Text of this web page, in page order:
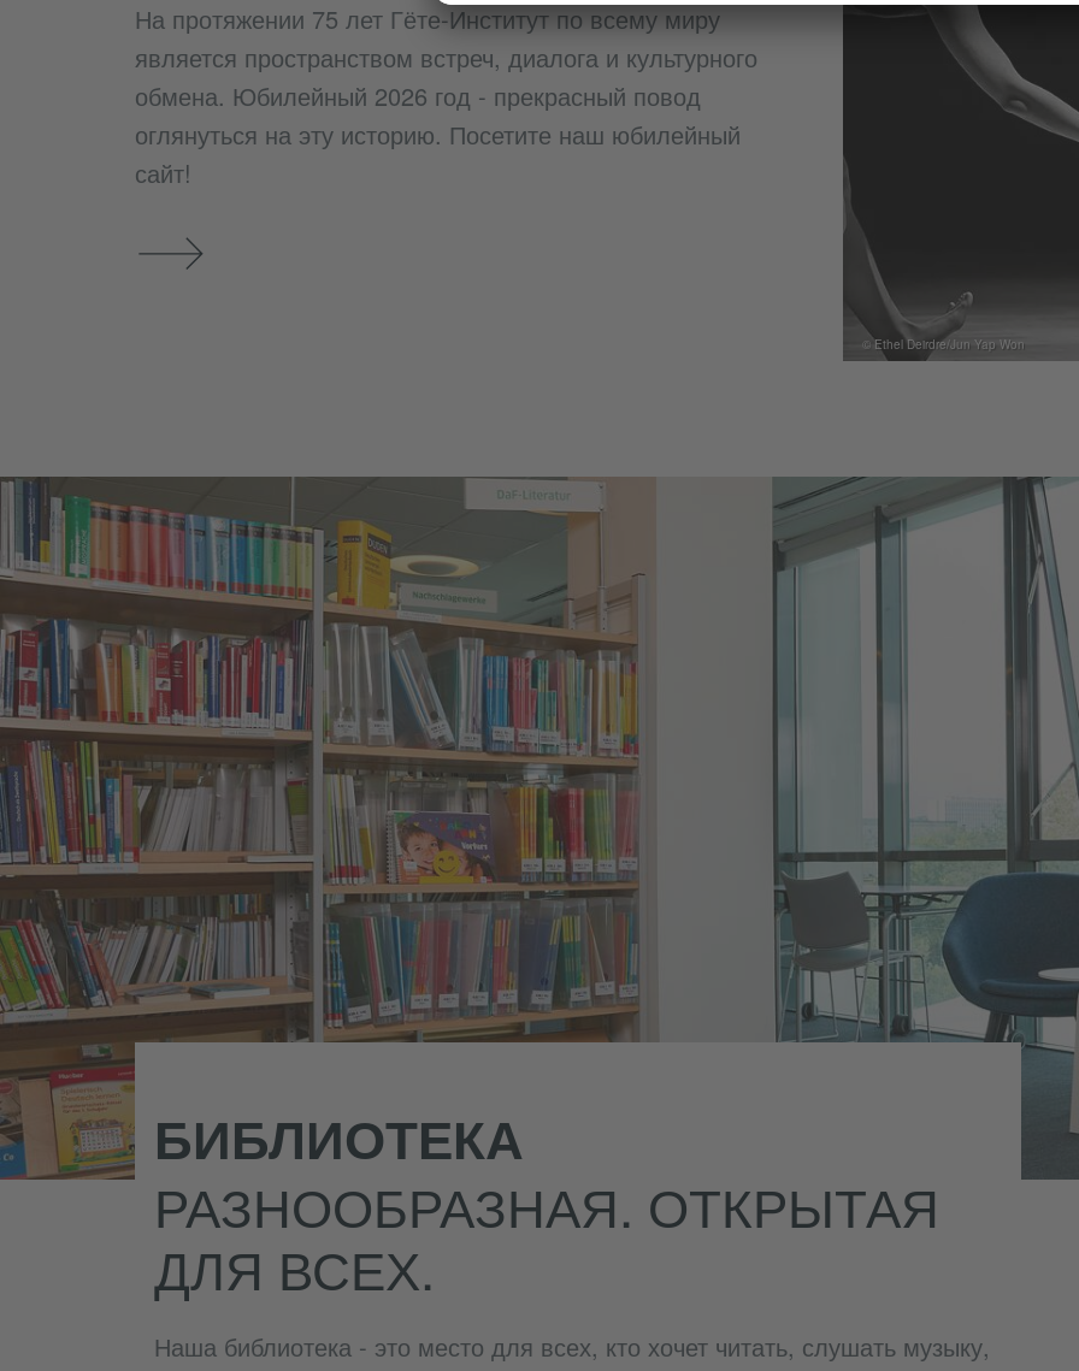
На протяжении 75 лет Гёте-Институт по всему миру
является пространством встреч, диалога и культурного
обмена. Юбилейный 2026 год - прекрасный повод
оглянуться на эту историю. Посетите наш юбилейный
сайт!
© Ethel Deirdre/Jun Yap Won
БИБЛИОТЕКА
РАЗНООБРАЗНАЯ. ОТКРЫТАЯ
ДЛЯ ВСЕХ.
Наша библиотека - это место для всех, кто хочет читать, слушать музыку,